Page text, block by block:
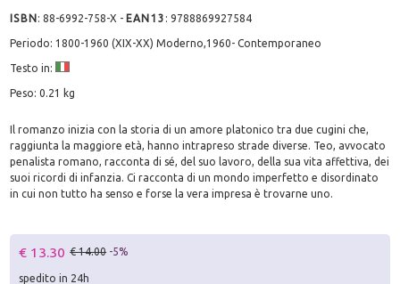
ISBN:88-6992-758-X - EAN13 :9788869927584
Periodo: 1800-1960 (XIX-XX) Moderno,1960- Contemporaneo
Testo in:
Peso: 0.21 kg
Il romanzo inizia con la storia di un amore platonico tra due cugini che,
raggiunta la maggiore età, hanno intrapreso strade diverse. Teo, avvocato
penalista romano, racconta di sé, del suo lavoro, della sua vita affettiva, dei
suoi ricordi di infanzia. Ci racconta di un mondo imperfetto e disordinato
in cui non tutto ha senso e forse la vera impresa è trovarne uno.
€ 13.30 € 14.00 -5%
spedito in 24h